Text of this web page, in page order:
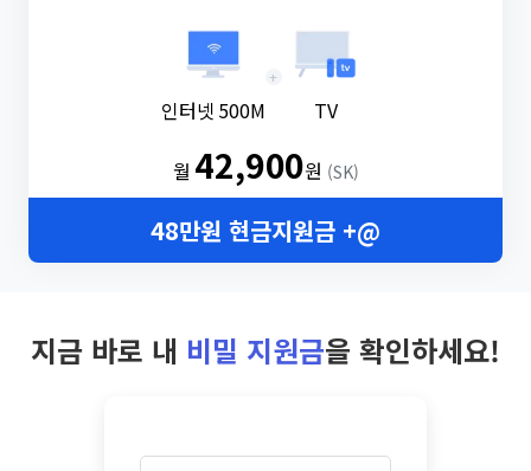
인터넷 500M
+
TV
월 42,900원 (SK)
48만원 현금지원금 +@
지금 바로 내 비밀 지원금을 확인하세요!